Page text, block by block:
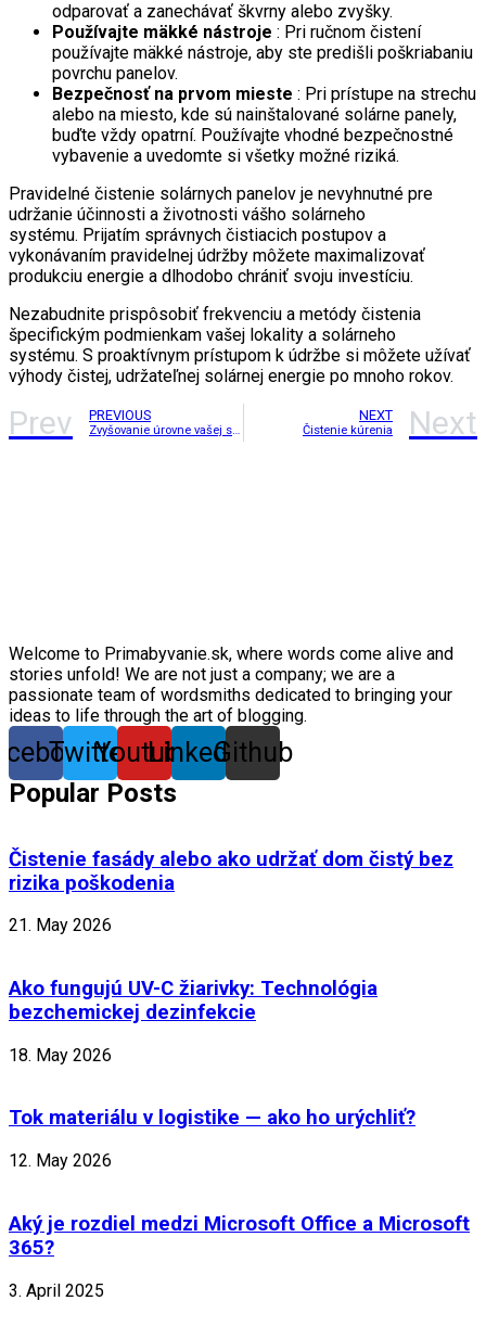
odparovať a zanechávať škvrny alebo zvyšky.
Používajte mäkké nástroje : Pri ručnom čistení
používajte mäkké nástroje, aby ste predišli poškriabaniu
povrchu panelov.
Bezpečnosť na prvom mieste : Pri prístupe na strechu
alebo na miesto, kde sú nainštalované solárne panely,
buďte vždy opatrní. Používajte vhodné bezpečnostné
vybavenie a uvedomte si všetky možné riziká.
Pravidelné čistenie solárnych panelov je nevyhnutné pre
udržanie účinnosti a životnosti vášho solárneho
systému. Prijatím správnych čistiacich postupov a
vykonávaním pravidelnej údržby môžete maximalizovať
produkciu energie a dlhodobo chrániť svoju investíciu.
Nezabudnite prispôsobiť frekvenciu a metódy čistenia
špecifickým podmienkam vašej lokality a solárneho
systému. S proaktívnym prístupom k údržbe si môžete užívať
výhody čistej, udržateľnej solárnej energie po mnoho rokov.
Prev PREVIOUS
Zvyšovanie úrovne vašej strešnej krytiny: výhody strešných systémov Triflex
NEXT
Čistenie kúrenia Next
Welcome to Primabyvanie.sk, where words come alive and
stories unfold! We are not just a company; we are a
passionate team of wordsmiths dedicated to bringing your
ideas to life through the art of blogging.
TwitterYoutubeLinkedinGithub
Popular Posts
Čistenie fasády alebo ako udržať dom čistý bez
rizika poškodenia
21. May 2026
Ako fungujú UV-C žiarivky: Technológia
bezchemickej dezinfekcie
18. May 2026
Tok materiálu v logistike — ako ho urýchliť?
12. May 2026
Aký je rozdiel medzi Microsoft Office a Microsoft
365?
3. April 2025